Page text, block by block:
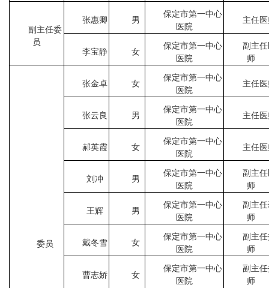
副主任委
员
张惠卿 男
保定市第一中心
医院
主任
李宝静 女
保定市第一中心
医院
副主
师
委员
张金卓 女
保定市第一中心
医院
主任
张云良 男
保定市第一中心
医院
主任
郝英霞 女
保定市第一中心
医院
主任
刘冲 男
保定市第一中心
医院
副主
师
王辉 男
保定市第一中心
医院
副主
师
戴冬雪 女
保定市第一中心
医院
副主
师
曹志娇 女
保定市第一中心
医院
副主
师